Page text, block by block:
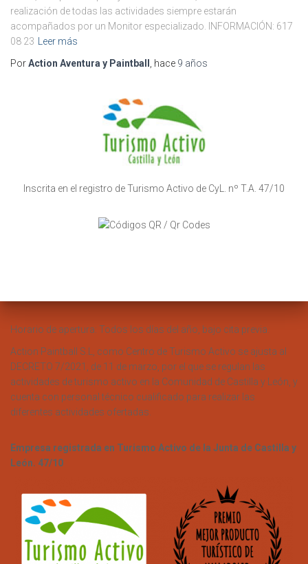
realización de todas las actividades siempre estarán
acompañados por un Monitor especializado. INFORMACIÓN: 617
08 23
Leer más
PorAction Aventura y Paintball , hace 9 años
Inscrita en el registro de Turismo Activo de CyL. nº T.A. 47/10
Horario de apertura: Todos los días del año, bajo cita previa.
Action Paintball S.L, como Centro de Turismo Activo se ajusta al
DECRETO 7/2021, de 11 de marzo, por el que se regulan las
actividades de turismo activo en la Comunidad de Castilla y León, y
cuenta con personal técnico cualificado para realizar las
diferentes actividades ofertadas.
Empresa registrada en Turismo Activo de la Junta de Castilla y
León. 47/10